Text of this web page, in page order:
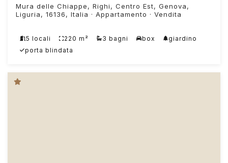
Mura delle Chiappe, Righi, Centro Est, Genova,
Liguria, 16136, Italia · Appartamento · Vendita
5 locali 220 m² 3 bagni box
giardino
porta blindata